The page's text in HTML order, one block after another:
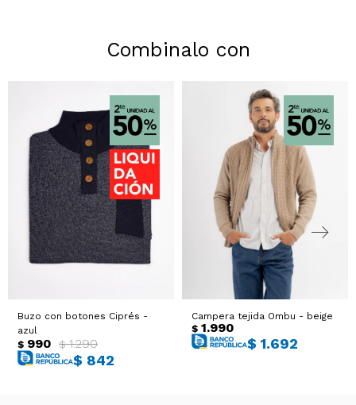
Combinalo con
Buzo con botones Ciprés -
azul
$ 990 $ 1.290
$ 842
Campera tejida Ombu - beige
$ 1.990
$ 1.692